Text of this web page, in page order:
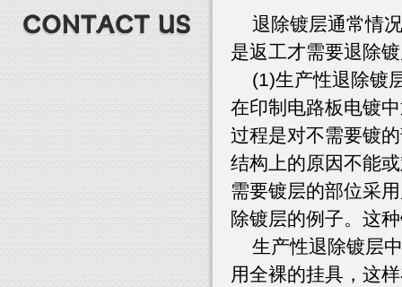
退除镀层通常情况
是返工才需要退除
(1)生产性退除镀
在印制电路板电镀
过程是对不需要镀
结构上的原因不能
需要镀层的部位采
除镀层的例子。这
生产性退除镀层中
用全裸的挂具，这